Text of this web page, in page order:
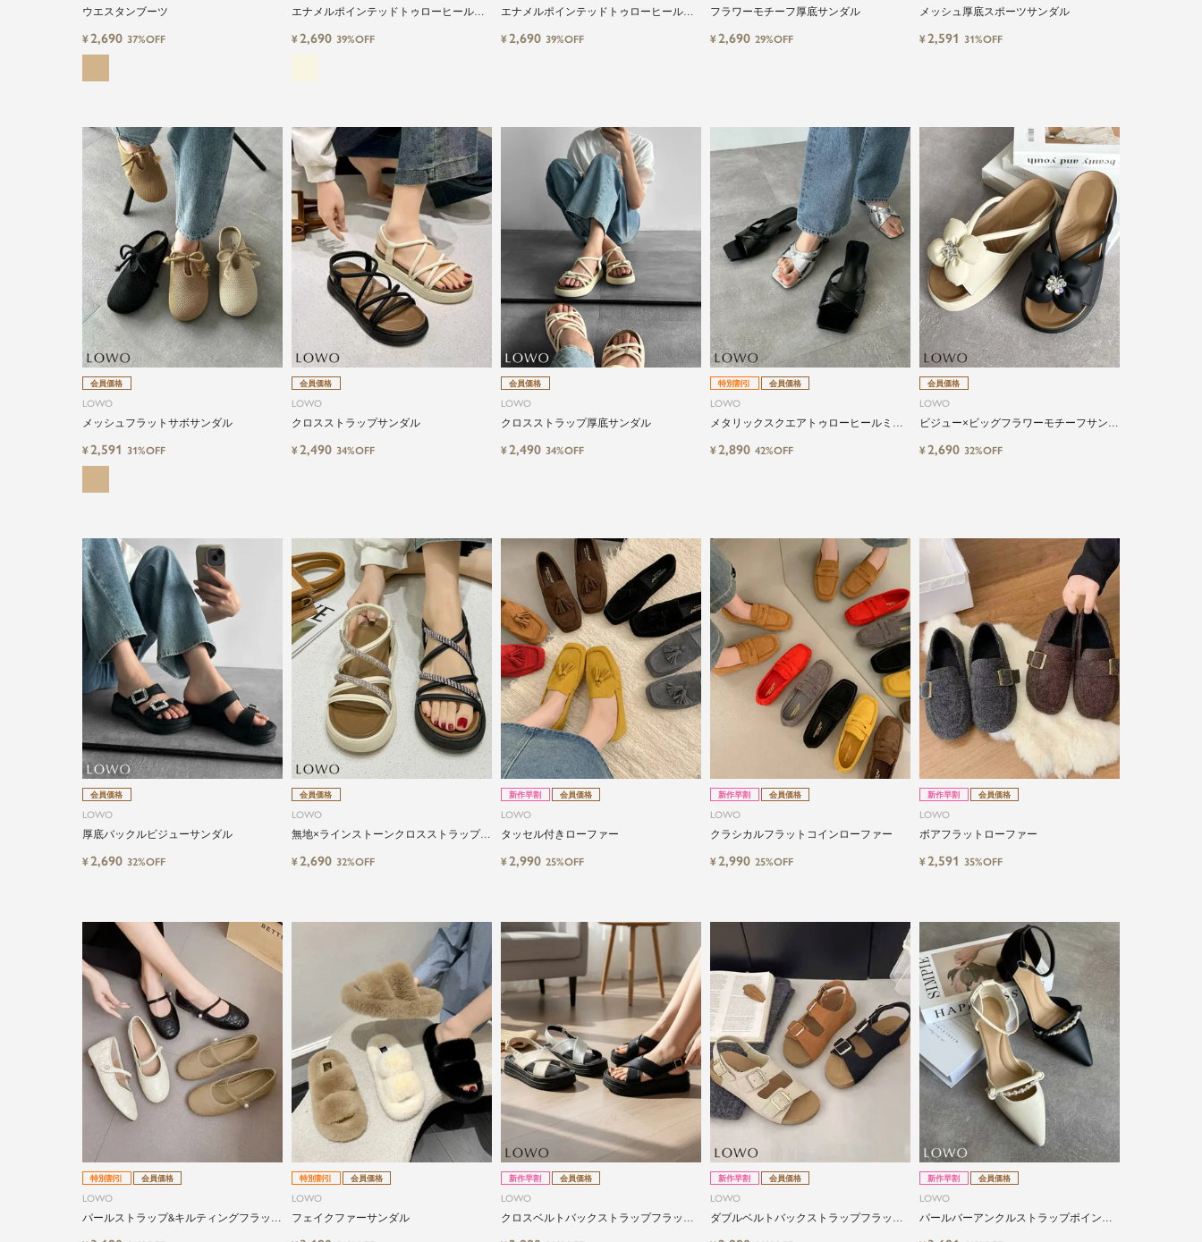
気軽に楽しめる低価格でトレンドを取り
入れたファッションブランド
LOWO（ロワ）は、アパレルはもちろん、インナー、
バッグやシューズ、小物まで、驚くほどリーズナブル
にラインナップ。
毎日のコーデに、ちょっとした変化を。いつもの自分
に、ちょっとした彩りを。
LOWOは、頑張りすぎないおしゃれを応援します。
ウエスタンブーツ
¥2,690 37%OFF
エナメルポインテッドトゥローヒールパ
¥2,690 39%OFF
エナメルポインテッドトゥローヒールパ
¥2,690 39%OFF
フラワーモチーフ厚底サンダル
¥2,690 29%OFF
メッシュ厚底スポーツサンダル
¥2,591 31%OFF
会員価格
LOWO
メッシュフラットサボサンダル
¥2,591 31%OFF
会員価格
LOWO
クロスストラップサンダル
¥2,490 34%OFF
会員価格
LOWO
クロスストラップ厚底サンダル
¥2,490 34%OFF
特別割引 会員価格
LOWO
メタリックスクエアトゥローヒールミュ
¥2,890 42%OFF
会員価格
LOWO
ビジュー×ビッグフラワーモチーフサンダ
¥2,690 32%OFF
会員価格
LOWO
厚底バックルビジューサンダル
¥2,690 32%OFF
会員価格
LOWO
無地×ラインストーンクロスストラップサ
¥2,690 32%OFF
新作早割 会員価格
LOWO
タッセル付きローファー
¥2,990 25%OFF
新作早割 会員価格
LOWO
クラシカルフラットコインローファー
¥2,990 25%OFF
新作早割 会員価格
LOWO
ボアフラットローファー
¥2,591 35%OFF
特別割引 会員価格
LOWO
パールストラップ&キルティングフラット
特別割引 会員価格
LOWO
フェイクファーサンダル
新作早割 会員価格
LOWO
クロスベルトバックストラップフラット
新作早割 会員価格
LOWO
ダブルベルトバックストラップフラット
新作早割 会員価格
LOWO
パールバーアンクルストラップポインテ